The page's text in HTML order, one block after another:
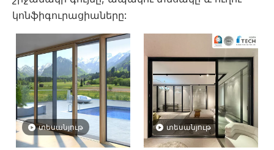
կոնֆիգուրացիաները:
տեսանյութ տեսանյութ